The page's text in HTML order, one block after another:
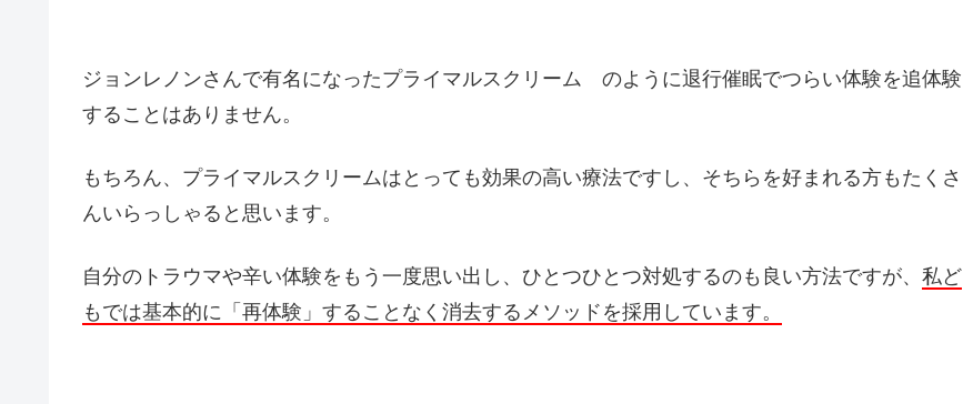
ジョンレノンさんで有名になったプライマルスクリーム のように退行催眠でつらい体験を追体験
することはありません。
もちろん、プライマルスクリームはとっても効果の高い療法ですし、そちらを好まれる方もたくさ
んいらっしゃると思います。
自分のトラウマや辛い体験をもう一度思い出し、ひとつひとつ対処するのも良い方法ですが、 私ど
もでは基本的に「再体験」することなく消去するメソッドを採用しています。